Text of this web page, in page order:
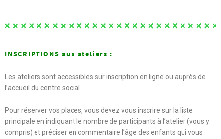
INSCRIPTIONS aux ateliers :
Les ateliers sont accessibles sur inscription en ligne ou auprès de
l’accueil du centre social.
Pour réserver vos places, vous devez vous inscrire sur la liste
principale en indiquant le nombre de participants à l’atelier (vous y
compris) et préciser en commentaire l’âge des enfants qui vous